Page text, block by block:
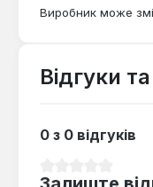
Виробник може
Відгуки
0 з 0 відгуків